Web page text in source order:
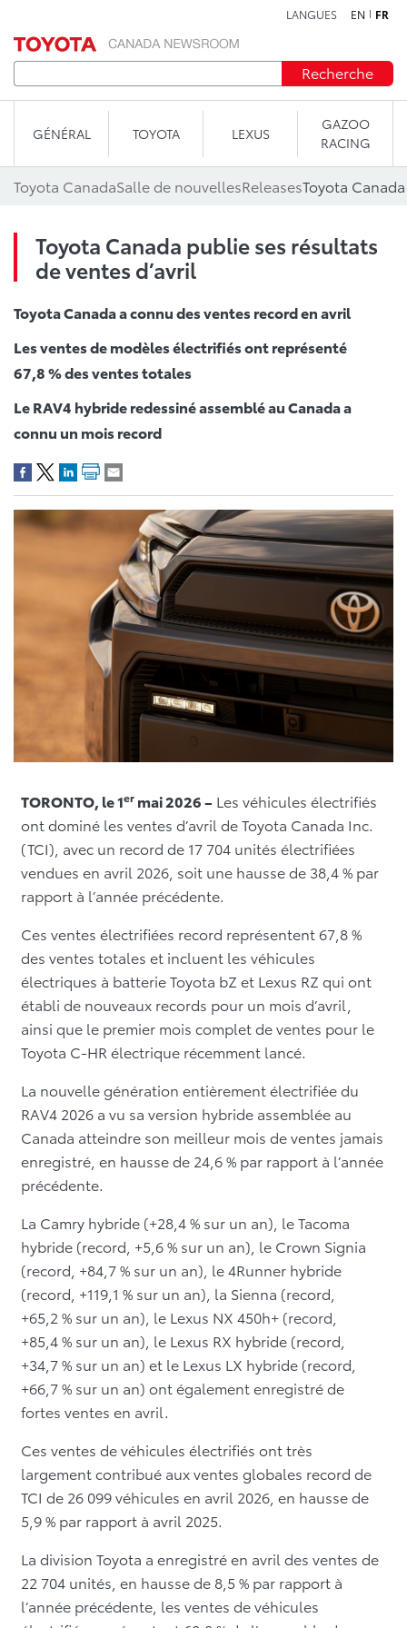
LANGUES EN FR
Recherche
GÉNÉRAL TOYOTA LEXUS
GAZOO
RACING
Toyota CanadaSalle de nouvellesReleasesToyota
Toyota Canada publie ses résultats
de ventes d’avril
Toyota Canada a connu des ventes record en avril
Les ventes de modèles électrifiés ont représenté
67,8 % des ventes totales
Le RAV4 hybride redessiné assemblé au Canada a
connu un mois record
TORONTO, le 1er mai 2026 – Les véhicules électrifiés
ont dominé les ventes d’avril de Toyota Canada Inc.
(TCI), avec un record de 17 704 unités électrifiées
vendues en avril 2026, soit une hausse de 38,4 % par
rapport à l’année précédente.
Ces ventes électrifiées record représentent 67,8 %
des ventes totales et incluent les véhicules
électriques à batterie Toyota bZ et Lexus RZ qui ont
établi de nouveaux records pour un mois d’avril,
ainsi que le premier mois complet de ventes pour le
Toyota C-HR électrique récemment lancé.
La nouvelle génération entièrement électrifiée du
RAV4 2026 a vu sa version hybride assemblée au
Canada atteindre son meilleur mois de ventes jamais
enregistré, en hausse de 24,6 % par rapport à l’année
précédente.
La Camry hybride (+28,4 % sur un an), le Tacoma
hybride (record, +5,6 % sur un an), le Crown Signia
(record, +84,7 % sur un an), le 4Runner hybride
(record, +119,1 % sur un an), la Sienna (record,
+65,2 % sur un an), le Lexus NX 450h+ (record,
+85,4 % sur un an), le Lexus RX hybride (record,
+34,7 % sur un an) et le Lexus LX hybride (record,
+66,7 % sur un an) ont également enregistré de
fortes ventes en avril.
Ces ventes de véhicules électrifiés ont très
largement contribué aux ventes globales record de
TCI de 26 099 véhicules en avril 2026, en hausse de
5,9 % par rapport à avril 2025.
La division Toyota a enregistré en avril des ventes de
22 704 unités, en hausse de 8,5 % par rapport à
l’année précédente, les ventes de véhicules